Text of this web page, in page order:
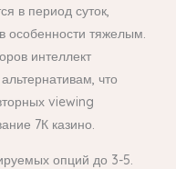
в период суток,
особенности тяжелым.
интеллект
что
viewing
7К казино.
опций до 3-5.